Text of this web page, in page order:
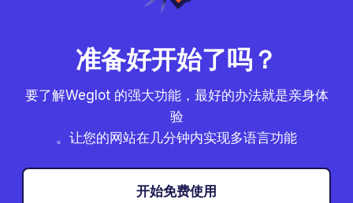
准备好开始了吗？
要了解Weglot 的强大功能，最好的办法就是亲身体
验
。让您的网站在几分钟内实现多语言功能
开始免费使用